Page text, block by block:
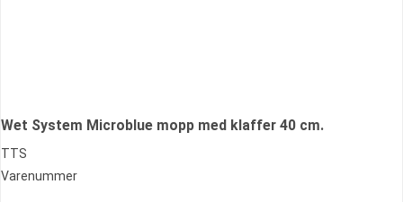
Wet System Microblue mopp med klaffer 40 cm.
TTS
Varenummer